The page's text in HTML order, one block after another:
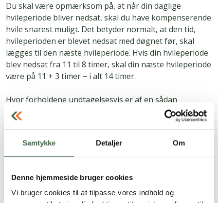
Samtykke Detaljer Om
Denne hjemmeside bruger cookies
Vi bruger cookies til at tilpasse vores indhold og
Du skal være opmærksom på, at når din daglige
hvileperiode bliver nedsat, skal du have kompenserende
hvile snarest muligt. Det betyder normalt, at den tid,
hvileperioden er blevet nedsat med døgnet før, skal
lægges til den næste hvileperiode. Hvis din hvileperiode
blev nedsat fra 11 til 8 timer, skal din næste hvileperiode
være på 11 + 3 timer − i alt 14 timer.
Hvor forholdene undtagelsesvis er af en sådan
karakter, at du ikke kan få tilsvarende kompenserende
hvileperioder, skal du have en passende beskyttelse. Det
sikkerhedsforanstaltninger, arbejdsorganisatoriske
eller administrative tiltag, herunder pauser og perioder
Egentlig militærtjeneste og hviletid